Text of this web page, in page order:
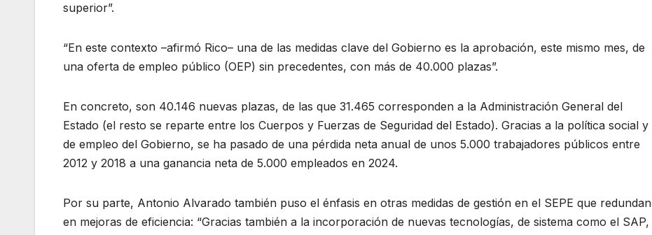
superior”.
“En este contexto –afirmó Rico– una de las medidas clave del Gobierno es la aprobación, este mismo mes, de
una oferta de empleo público (OEP) sin precedentes, con más de 40.000 plazas”.
En concreto, son 40.146 nuevas plazas, de las que 31.465 corresponden a la Administración General del
Estado (el resto se reparte entre los Cuerpos y Fuerzas de Seguridad del Estado). Gracias a la política social y
de empleo del Gobierno, se ha pasado de una pérdida neta anual de unos 5.000 trabajadores públicos entre
2012 y 2018 a una ganancia neta de 5.000 empleados en 2024.
Por su parte, Antonio Alvarado también puso el énfasis en otras medidas de gestión en el SEPE que redundan
en mejoras de eficiencia: “Gracias también a la incorporación de nuevas tecnologías, de sistema como el SAP,